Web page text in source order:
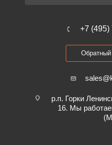
+7 (495)
Обратный
р.п. Горки
16. Мы